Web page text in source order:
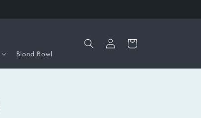
Blood Bowl
Iniciar
sesión
Carrito